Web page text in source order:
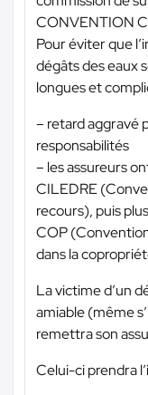
CONVENTION
Pour éviter que
dégâts des eaux
longues et
– retard aggravé
responsabilités
– les assureurs
CILEDRE
recours), puis
COP
dans la
La victime d’un
amiable (même
remettra son
Celui-ci prendra